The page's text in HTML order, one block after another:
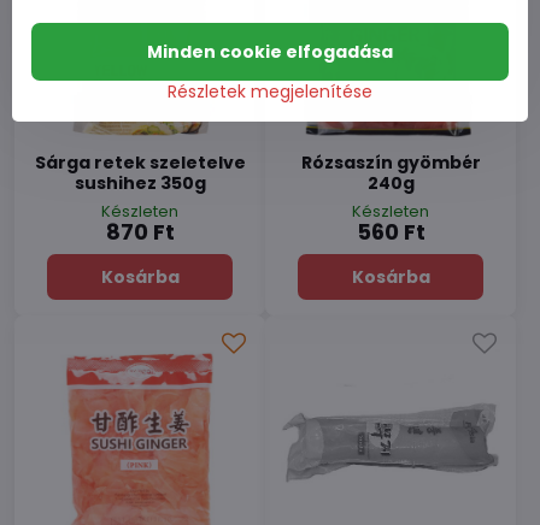
Sárga retek szeletelve
sushihez 350g
Készleten
870 Ft
Kosárba
Rózsaszín gyömbér
240g
Készleten
560 Ft
Kosárba
Részletek megjelenítése
Minden cookie elfogadása